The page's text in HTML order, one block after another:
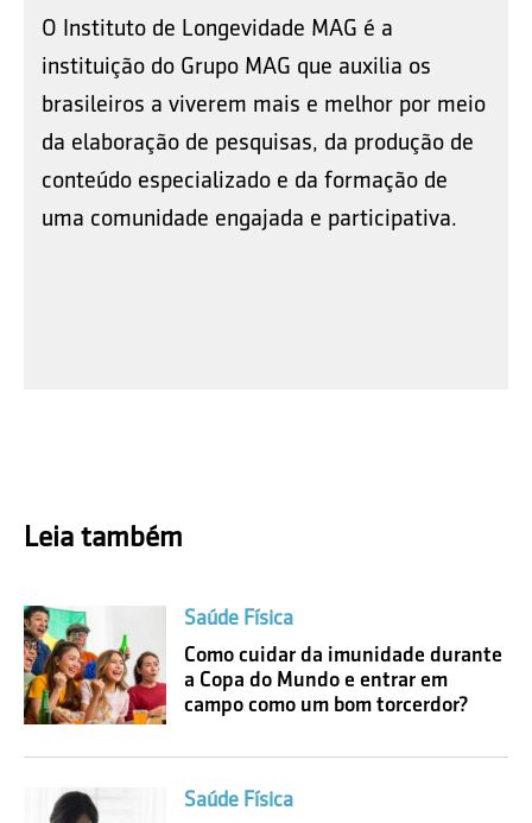
O Instituto de Longevidade MAG é a
instituição do Grupo MAG que auxilia os
brasileiros a viverem mais e melhor por meio
da elaboração de pesquisas, da produção de
conteúdo especializado e da formação de
uma comunidade engajada e participativa.
Leia também
Saúde Física
Como cuidar da imunidade durante
a Copa do Mundo e entrar em
campo como um bom torcerdor?
Saúde Física